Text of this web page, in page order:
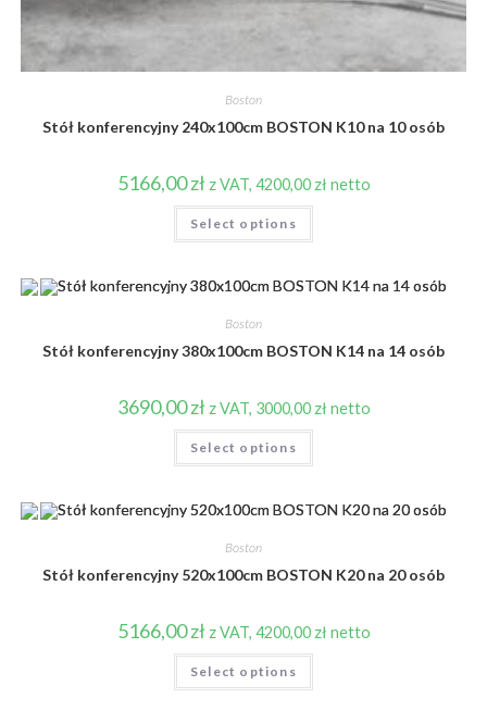
Boston
Stół konferencyjny 240x100cm BOSTON K10 na 10 osób
5166,00zł z VAT, 4200,00złnetto
Select options
Boston
Stół konferencyjny 380x100cm BOSTON K14 na 14 osób
3690,00zł z VAT, 3000,00 złnetto
Select options
Boston
Stół konferencyjny 520x100cm BOSTON K20 na 20 osób
5166,00zł z VAT, 4200,00 złnetto
Select options